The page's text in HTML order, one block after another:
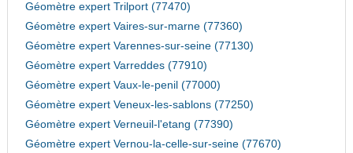
Géomètre expert Trilport (77470)
Géomètre expert Vaires-sur-marne (77360)
Géomètre expert Varennes-sur-seine (77130)
Géomètre expert Varreddes (77910)
Géomètre expert Vaux-le-penil (77000)
Géomètre expert Veneux-les-sablons (77250)
Géomètre expert Verneuil-l'etang (77390)
Géomètre expert Vernou-la-celle-sur-seine (77670)